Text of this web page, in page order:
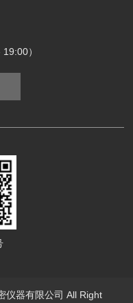
）
仪器有限公司 All Right